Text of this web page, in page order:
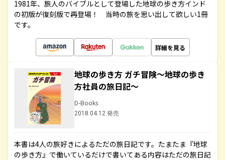
1981年、旅人のバイブルとして登場した地球の歩き方インド
の初版が復刻版で再登場！ 当時の旅を思い出して欲しい1冊
です。
詳細を見る
地球の歩き方 ガチ冒険～地球の歩き
方社員の旅日記～
D-Books
2018.04.12 発売
本書は4人の旅好きによるただの旅日記です。たまたま『地球
の歩き方』で働いているだけで書いてある内容はただの旅日記